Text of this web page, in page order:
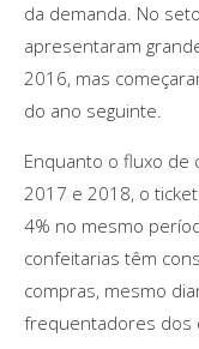
da demanda. No
apresentaram
2016, mas
do ano seguinte.
Enquanto o fluxo
2017 e 2018, o
4% no mesmo
confeitarias têm
compras, mesmo
frequentadores dos